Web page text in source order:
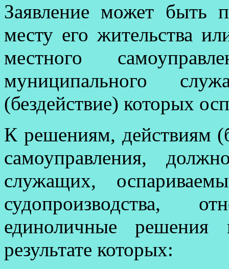
Заявление может быть
месту его жительства
местного
муниципального
(бездействие) которых
К решениям, действиям
самоуправления,
служащих,
судопроизводства,
единоличные решения
результате которых: